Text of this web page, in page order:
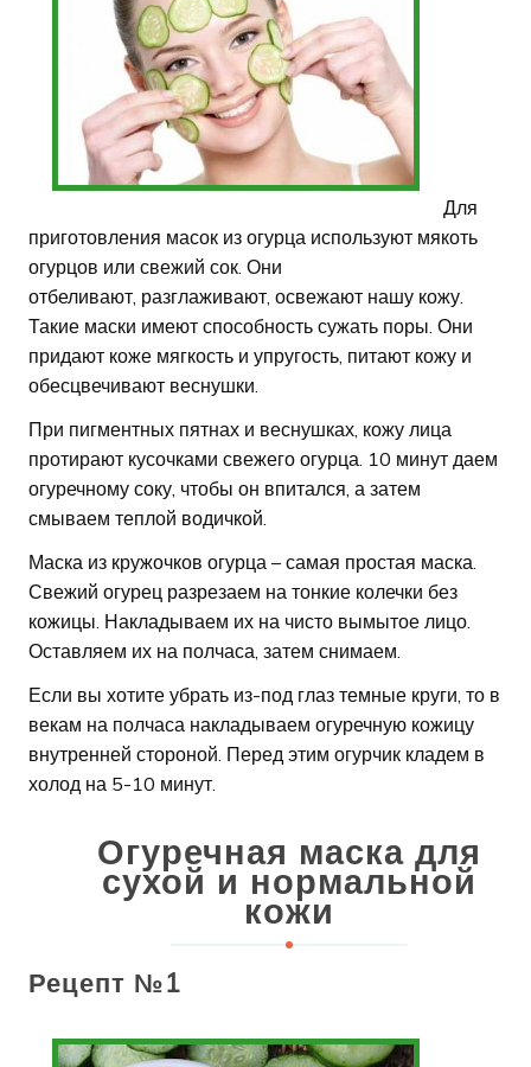
Для
приготовления масок из огурца используют мякоть
огурцов или свежий сок. Они
отбеливают, разглаживают, освежают нашу кожу.
Такие маски имеют способность сужать поры. Они
придают коже мягкость и упругость, питают кожу и
обесцвечивают веснушки.
При пигментных пятнах и веснушках, кожу лица
протирают кусочками свежего огурца. 10 минут даем
огуречному соку, чтобы он впитался, а затем
смываем теплой водичкой.
Маска из кружочков огурца – самая простая маска.
Свежий огурец разрезаем на тонкие колечки без
кожицы. Накладываем их на чисто вымытое лицо.
Оставляем их на полчаса, затем снимаем.
Если вы хотите убрать из-под глаз темные круги, то в
векам на полчаса накладываем огуречную кожицу
внутренней стороной. Перед этим огурчик кладем в
холод на 5-10 минут.
Огуречная маска для
сухой и нормальной
кожи
Рецепт №1